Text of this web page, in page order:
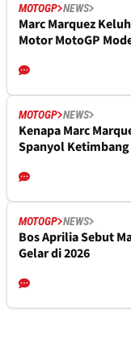
MOTOGP NEWS
Marc Marquez
Motor MotoGP
MOTOGP NEWS
Kenapa Marc
Spanyol
MOTOGP NEWS
Bos Aprilia Sebut
Gelar di 2026